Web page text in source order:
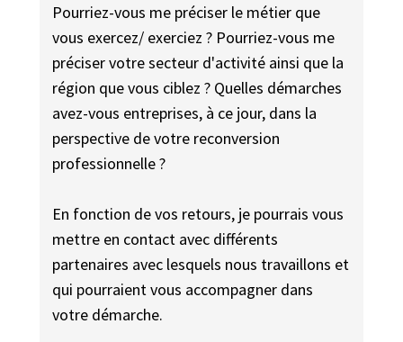
Pourriez-vous me préciser le métier que
vous exercez/ exerciez ? Pourriez-vous me
préciser votre secteur d'activité ainsi que la
région que vous ciblez ? Quelles démarches
avez-vous entreprises, à ce jour, dans la
perspective de votre reconversion
professionnelle ?
En fonction de vos retours, je pourrais vous
mettre en contact avec différents
partenaires avec lesquels nous travaillons et
qui pourraient vous accompagner dans
votre démarche.